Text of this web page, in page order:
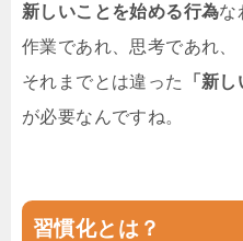
新しいことを始める行為な
作業であれ、思考であれ、
それまでとは違った
「新
が必要なんですね。
習慣化とは？